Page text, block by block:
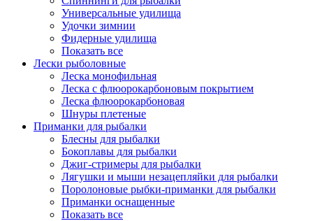
Универсальные удилища
Удочки зимнии
Фидерные удилища
Показать все
Лески рыболовные
Леска монофильная
Леска с флюорокарбоновым покрытием
Леска флюорокарбоновая
Шнуры плетеные
Приманки для рыбалки
Блесны для рыбалки
Бокоплавы для рыбалки
Джиг-стримеры для рыбалки
Лягушки и мыши незацепляйки для рыбалки
Поролоновые рыбки-приманки для рыбалки
Приманки оснащенные
Показать все